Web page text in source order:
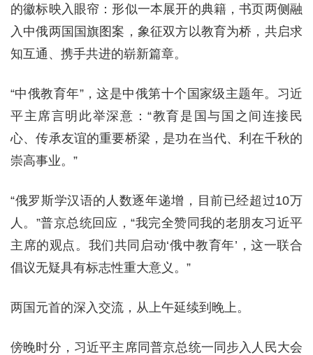
的徽标映入眼帘：形似一本展开的典籍，书页两侧融
入中俄两国国旗图案，象征双方以教育为桥，共启求
知互通、携手共进的崭新篇章。
“中俄教育年”，这是中俄第十个国家级主题年。习近
平主席言明此举深意：“教育是国与国之间连接民
心、传承友谊的重要桥梁，是功在当代、利在千秋的
崇高事业。”
“俄罗斯学汉语的人数逐年递增，目前已经超过10万
人。”普京总统回应，“我完全赞同我的老朋友习近平
主席的观点。我们共同启动‘俄中教育年’，这一联合
倡议无疑具有标志性重大意义。”
两国元首的深入交流，从上午延续到晚上。
傍晚时分，习近平主席同普京总统一同步入人民大会